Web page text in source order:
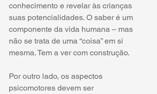
conhecimento e revelar às crianças
suas potencialidades. O saber é um
componente da vida humana – mas
não se trata de uma “coisa” em si
mesma. Tem a ver com construção.
Por outro lado, os aspectos
psicomotores devem ser